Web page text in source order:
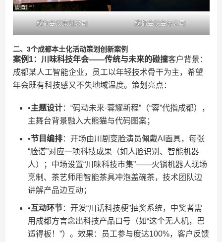
成都会议策划公司 成都会议会务公司
​二、3个成都本土化活动策划创新案例​
​案例1：川味科技年会——传统与未来的碰撞​​客户背景：
成都某人工智能企业，员工以年轻技术骨干为主，希望
年会既有科技感又不失地域温度。策划亮点：
•​​主题设计​​：“码动未来·蓉耀新程”（“蓉”代指成都），
主舞台背景融入大熊猫与代码图案；
•​​节目编排​​：开场由川剧变脸演员佩戴AI面具，每张
“脸谱”对应一项科技成果（如人脸识别、智能机器
人）；中场设置“川味科技市集”——火锅机器人现场
烹制、茶艺师用智能茶具冲泡盖碗茶，技术团队边
讲解产品边互动；
•​​互动环节​​：开发“川话科技梗”抽奖系统，中奖者需
用成都方言念出科技产品口号（如“这个无人机，巴
适得板！”）。效果：员工参与度达100%，客户反馈